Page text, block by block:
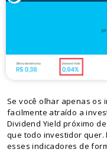
Se você olhar apenas os
facilmente atraído a
Dividend Yield próximo
que todo investidor quer.
esses indicadores de